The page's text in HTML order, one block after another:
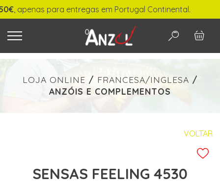
O QUE PROCURA?
-
PESQUISAR
para entregas em Portugal Continental.
LOJA ONLINE / FRANCESA/INGLESA /
ANZÓIS E COMPLEMENTOS
VOLTAR
SENSAS FEELING 4530